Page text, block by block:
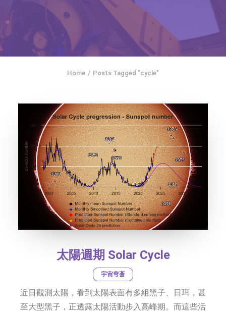
比賽/專題計劃
聯絡我們
SEARCH
社交平台
Home Posts Tagged "cycle"
太陽週期 Solar Cycle
宇宙穹蒼
近日觀測太陽，看到太陽表面有多組黑子、日珥，甚
至大型黑子，正透露太陽活動步入高峰期。而這些活